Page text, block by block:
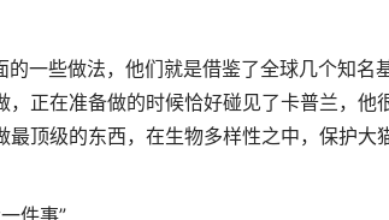
一些做法，他们就是借鉴了全球几个知名
正在准备做的时候恰好碰见了卡普兰，他
顶级的东西，在生物多样性之中，保护大
件事”